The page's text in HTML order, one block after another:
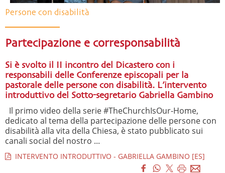
Persone con disabilità
Partecipazione e corresponsabilità
Si è svolto il II incontro del Dicastero con i
responsabili delle Conferenze episcopali per la
pastorale delle persone con disabilità. L’intervento
introduttivo del Sotto-segretario Gabriella Gambino
Il primo video della serie #TheChurchIsOur-Home,
dedicato al tema della partecipazione delle persone con
disabilità alla vita della Chiesa, è stato pubblicato sui
canali social del nostro ...
INTERVENTO INTRODUTTIVO - GABRIELLA GAMBINO [ES]